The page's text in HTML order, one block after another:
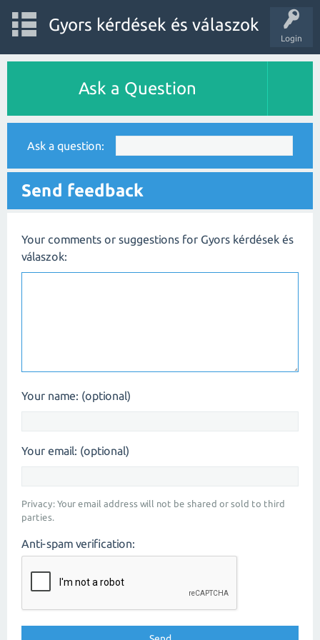
Login
Gyors kérdések és válaszok
Ask a Question
Ask a question:
Send feedback
Your comments or suggestions for Gyors kérdések és
válaszok:
Your name: (optional)
Your email: (optional)
Privacy: Your email address will not be shared or sold to third
parties.
Anti-spam verification: